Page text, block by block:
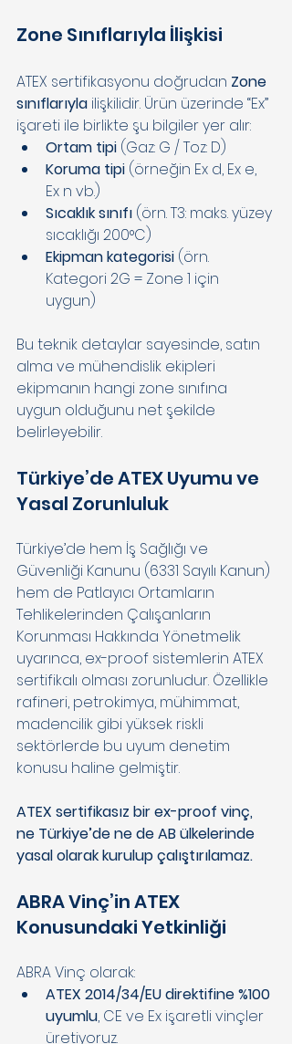
Zone Sınıflarıyla İlişkisi
ATEX sertifikasyonu doğrudan Zone
sınıflarıyla ilişkilidir. Ürün üzerinde “Ex”
işareti ile birlikte şu bilgiler yer alır:
Ortam tipi (Gaz: G / Toz: D)
Koruma tipi (örneğin Ex d, Ex e,
Ex n vb.)
Sıcaklık sınıfı (örn. T3: maks. yüzey
sıcaklığı 200°C)
Ekipman kategorisi (örn.
Kategori 2G = Zone 1 için
uygun)
Bu teknik detaylar sayesinde, satın
alma ve mühendislik ekipleri
ekipmanın hangi zone sınıfına
uygun olduğunu net şekilde
belirleyebilir.
Türkiye’de ATEX Uyumu ve
Yasal Zorunluluk
Türkiye’de hem İş Sağlığı ve
Güvenliği Kanunu (6331 Sayılı Kanun)
hem de Patlayıcı Ortamların
Tehlikelerinden Çalışanların
Korunması Hakkında Yönetmelik
uyarınca, ex-proof sistemlerin ATEX
sertifikalı olması zorunludur. Özellikle
rafineri, petrokimya, mühimmat,
madencilik gibi yüksek riskli
sektörlerde bu uyum denetim
konusu haline gelmiştir.
ATEX sertifikasız bir ex-proof vinç,
ne Türkiye’de ne de AB ülkelerinde
yasal olarak kurulup çalıştırılamaz.
ABRA Vinç’in ATEX
Konusundaki Yetkinliği
ABRA Vinç olarak:
ATEX 2014/34/EU direktifine %100
uyumlu, CE ve Ex işaretli vinçler
üretiyoruz.